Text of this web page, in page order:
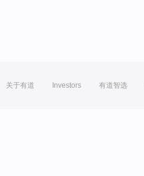
关于有道 Investors 有道智选